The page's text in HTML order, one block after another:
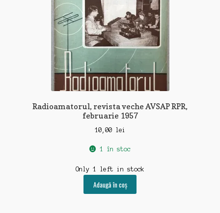
Radioamatorul, revista veche AVSAP RPR,
februarie 1957
10,00 lei
1 în stoc
Only 1 left in stock
Adaugă în coș